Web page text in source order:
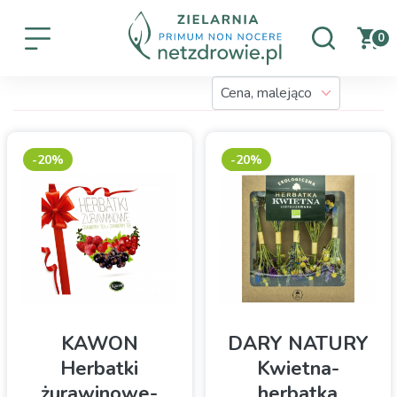
0
KAWON
Herbatki
-20%
DARY NATURY
Kwietna-
-20%